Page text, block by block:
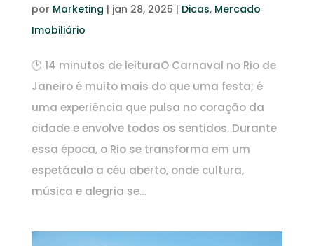
por Marketing | jan 28, 2025 | Dicas, Mercado
Imobiliário
🕑 14 minutos de leituraO Carnaval no Rio de
Janeiro é muito mais do que uma festa; é
uma experiência que pulsa no coração da
cidade e envolve todos os sentidos. Durante
essa época, o Rio se transforma em um
espetáculo a céu aberto, onde cultura,
música e alegria se...